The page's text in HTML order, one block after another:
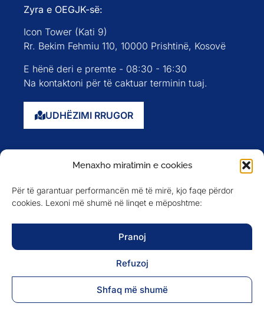
Menaxho miratimin e cookies
Për të garantuar performancën më të mirë, kjo faqe përdor
cookies. Lexoni më shumë në linqet e mëposhtme:
Pranoj
Refuzoj
Shfaq më shumë
Zyra e OEGJK-së:
Icon Tower (Kati 9)
Rr. Bekim Fehmiu 110, 10000 Prishtinë, Kosovë
E hënë deri e premte - 08:30 - 16:30
Na kontaktoni për të caktuar terminin tuaj.
UDHËZIMI RRUGOR
Evente
Anëtarët
Newsletter